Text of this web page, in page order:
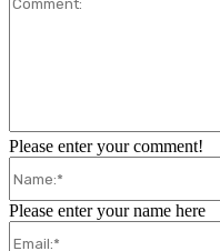
Please enter your comment!
Please enter your name here